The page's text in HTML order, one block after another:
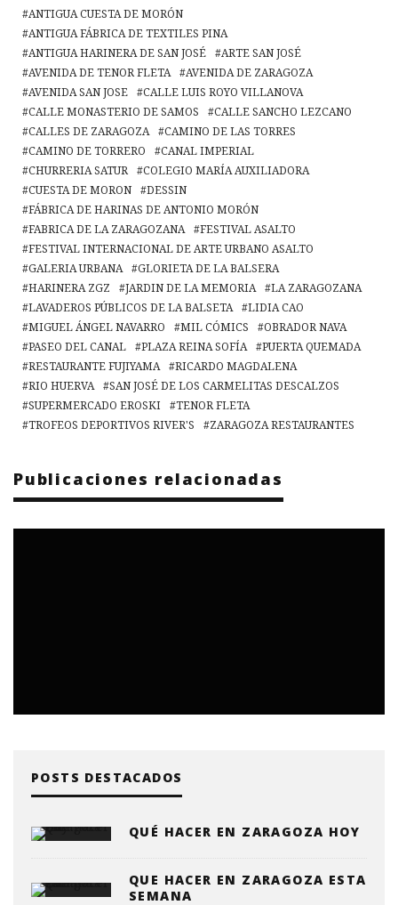
ANTIGUA CUESTA DE MORÓN
ANTIGUA FÁBRICA DE TEXTILES PINA
ANTIGUA HARINERA DE SAN JOSÉ
ARTE SAN JOSÉ
AVENIDA DE TENOR FLETA
AVENIDA DE ZARAGOZA
AVENIDA SAN JOSE
CALLE LUIS ROYO VILLANOVA
CALLE MONASTERIO DE SAMOS
CALLE SANCHO LEZCANO
CALLES DE ZARAGOZA
CAMINO DE LAS TORRES
CAMINO DE TORRERO
CANAL IMPERIAL
CHURRERIA SATUR
COLEGIO MARÍA AUXILIADORA
CUESTA DE MORON
DESSIN
FÁBRICA DE HARINAS DE ANTONIO MORÓN
FABRICA DE LA ZARAGOZANA
FESTIVAL ASALTO
FESTIVAL INTERNACIONAL DE ARTE URBANO ASALTO
GALERIA URBANA
GLORIETA DE LA BALSERA
HARINERA ZGZ
JARDIN DE LA MEMORIA
LA ZARAGOZANA
LAVADEROS PÚBLICOS DE LA BALSETA
LIDIA CAO
MIGUEL ÁNGEL NAVARRO
MIL CÓMICS
OBRADOR NAVA
PASEO DEL CANAL
PLAZA REINA SOFÍA
PUERTA QUEMADA
RESTAURANTE FUJIYAMA
RICARDO MAGDALENA
RIO HUERVA
SAN JOSÉ DE LOS CARMELITAS DESCALZOS
SUPERMERCADO EROSKI
TENOR FLETA
TROFEOS DEPORTIVOS RIVER'S
ZARAGOZA RESTAURANTES
Publicaciones relacionadas
POSTS DESTACADOS
QUÉ HACER EN ZARAGOZA HOY
QUE HACER EN ZARAGOZA ESTA
SEMANA